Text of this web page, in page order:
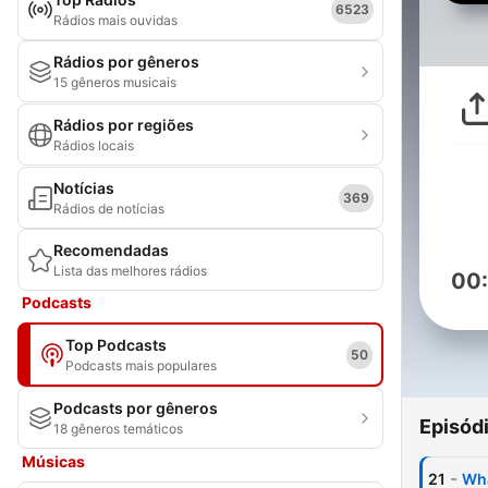
Rádios mais ouvidas
6523
Rádios por gêneros
15 gêneros musicais
Rádios por regiões
Rádios locais
Notícias
Rádios de notícias
369
Recomendadas
Lista das melhores rádios
Podcasts
Top Podcasts
Podcasts mais populares
50
Podcasts por gêneros
18 gêneros temáticos
Músicas
21 -